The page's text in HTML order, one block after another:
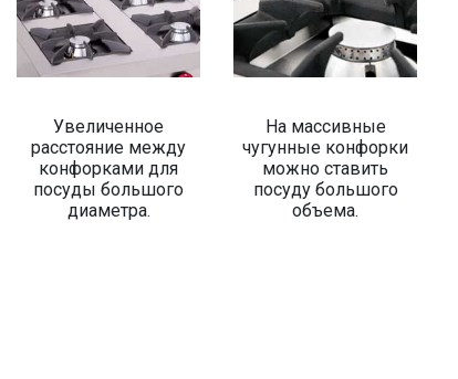
Увеличенное
расстояние между
конфорками для
посуды большого
диаметра.
На массивные
чугунные конфорки
можно ставить
посуду большого
объема.